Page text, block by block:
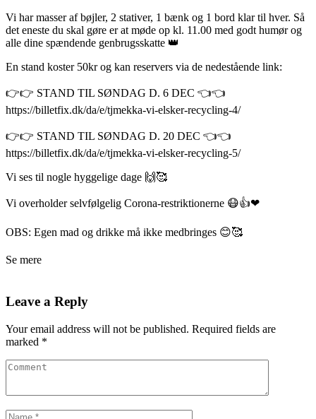
Vi har masser af bøjler, 2 stativer, 1 bænk og 1 bord klar til hver. Så
det eneste du skal gøre er at møde op kl. 11.00 med godt humør og
alle dine spændende genbrugsskatte 👑
En stand koster 50kr og kan reservers via de nedestående link:
👉👉 STAND TIL SØNDAG D. 6 DEC 👈👈
https://billetfix.dk/da/e/tjmekka-vi-elsker-recycling-4/
👉👉 STAND TIL SØNDAG D. 20 DEC 👈👈
https://billetfix.dk/da/e/tjmekka-vi-elsker-recycling-5/
Vi ses til nogle hyggelige dage 🙌🥰
Vi overholder selvfølgelig Corona-restriktionerne 😷👍❤
OBS: Egen mad og drikke må ikke medbringes 😊🥰
Se mere
Leave a Reply
Your email address will not be published. Required fields are
marked *